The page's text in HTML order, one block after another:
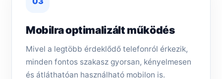
Mobilra optimalizált működés
Mivel a legtöbb érdeklődő telefonról érkezik,
minden fontos szakasz gyorsan, kényelmesen
és átláthatóan használható mobilon is.